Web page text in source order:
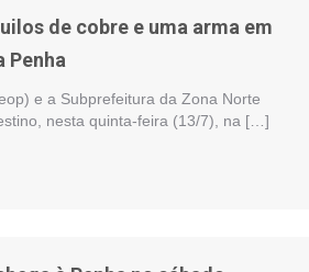
de cobre e uma arma em
Penha
e a Subprefeitura da Zona Norte
nesta quinta-feira (13/7), na […]